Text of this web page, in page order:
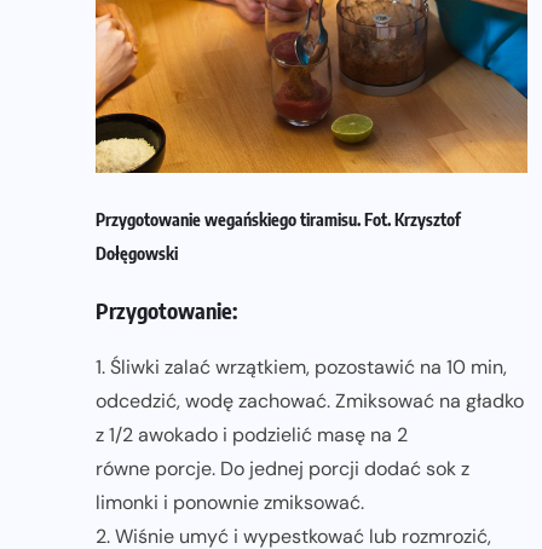
Przygotowanie wegańskiego tiramisu. Fot. Krzysztof
Dołęgowski
Przygotowanie:
1. Śliwki zalać wrzątkiem, pozostawić na 10 min,
odcedzić, wodę zachować. Zmiksować na gładko
z 1/2 awokado i podzielić masę na 2
równe porcje. Do jednej porcji dodać sok z
limonki i ponownie zmiksować.
2. Wiśnie umyć i wypestkować lub rozmrozić,